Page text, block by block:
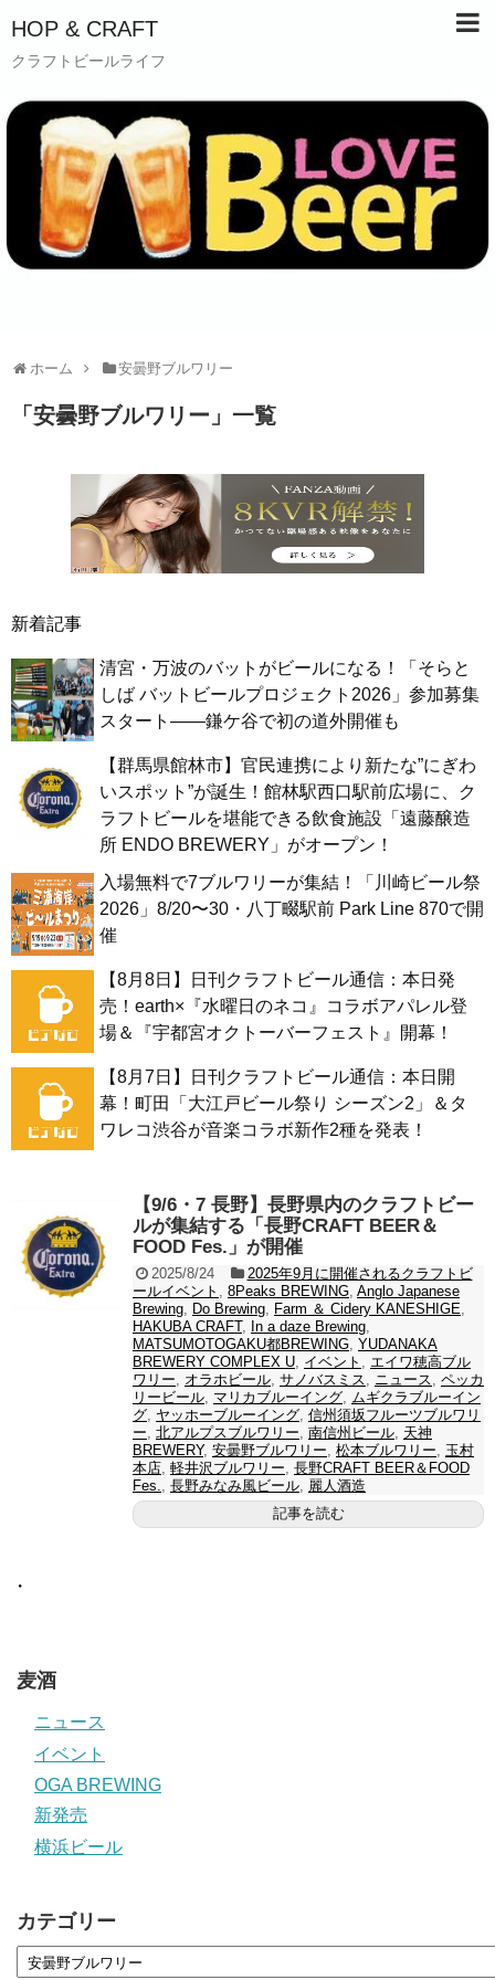
HOP & CRAFT
クラフトビールライフ
ホーム 安曇野ブルワリー
「 安曇野ブルワリー 」 一覧
新着記事
清宮・万波のバットがビールになる！「そらと
しば バットビールプロジェクト2026」参加募集
スタート——鎌ケ谷で初の道外開催も
【群馬県館林市】官民連携により新たな”にぎわ
いスポット”が誕生！館林駅西口駅前広場に、ク
ラフトビールを堪能できる飲食施設「遠藤醸造
所 ENDO BREWERY」がオープン！
入場無料で7ブルワリーが集結！「川崎ビール祭
2026」8/20〜30・八丁畷駅前 Park Line 870で開
催
【8月8日】日刊クラフトビール通信：本日発
売！earth×『水曜日のネコ』コラボアパレル登
場＆『宇都宮オクトーバーフェスト』開幕！
【8月7日】日刊クラフトビール通信：本日開
幕！町田「大江戸ビール祭り シーズン2」＆タ
ワレコ渋谷が音楽コラボ新作2種を発表！
【9/6・7 長野】長野県内のクラフトビー
ルが集結する「長野CRAFT BEER＆
FOOD Fes.」が開催
2025/8/24
2025年9月に開催されるクラフトビ
ールイベント , 8Peaks BREWING, Anglo Japanese
Brewing, Do Brewing, Farm ＆ Cidery KANESHIGE,
HAKUBA CRAFT, In a daze Brewing,
MATSUMOTOGAKU都BREWING, YUDANAKA
BREWERY COMPLEX U, イベント , エイワ穂高ブル
ワリー, オラホビール, サノバスミス, ニュース, ペッカ
リービール, マリカブルーイング, ムギクラブルーイン
グ, ヤッホーブルーイング, 信州須坂フルーツブルワリ
ー, 北アルプスブルワリー, 南信州ビール, 天神
BREWERY, 安曇野ブルワリー, 松本ブルワリー, 玉村
本店, 軽井沢ブルワリー, 長野CRAFT BEER＆FOOD
Fes., 長野みなみ風ビール, 麗人酒造
記事を読む
・
麦酒
ニュース
イベント
OGA BREWING
新発売
横浜ビール
カテゴリー